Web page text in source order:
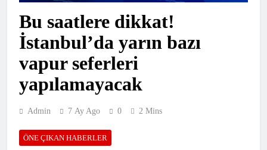
Bu saatlere dikkat!
İstanbul’da yarın bazı
vapur seferleri
yapılamayacak
Admin 7 Ay Ago 0 2 Mins
ÖNE ÇIKAN HABERLER